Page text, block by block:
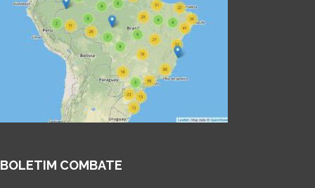
BOLETIM COMBATE